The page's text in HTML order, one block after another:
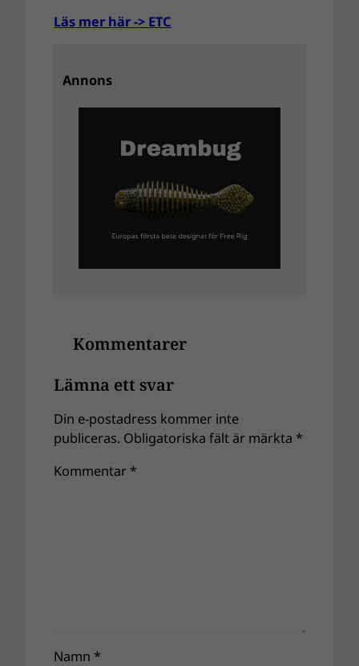
Läs mer här -> ETC
Annons
Kommentarer
Lämna ett svar
Din e-postadress kommer inte
publiceras. Obligatoriska fält är märkta *
Kommentar *
Namn *